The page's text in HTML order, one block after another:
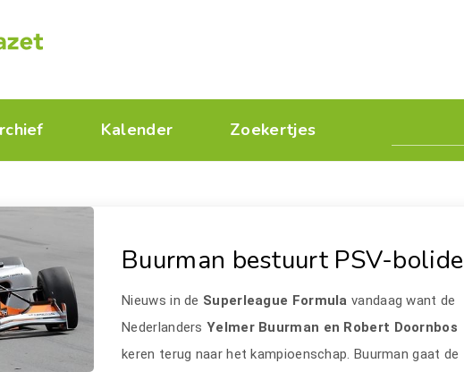
Kalender Zoekertjes
Buurman bestuurt PSV-bolide
Nieuws in de Superleague Formula vandaag want de
NederlandersYelmer Buurman en Robert Doornbos
keren terug naar het kampioenschap. Buurman gaat de